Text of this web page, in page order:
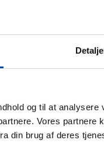
og til at
Vores partnere
din brug af deres